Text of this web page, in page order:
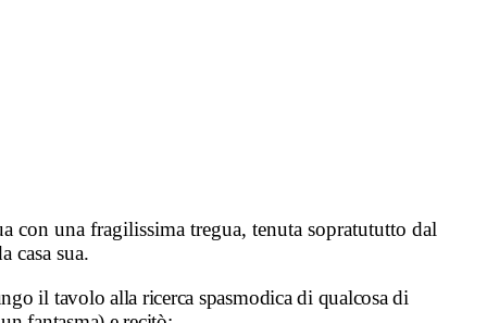
con una fragilissima tregua, tenuta sopratututto dal
casa sua.
il tavolo alla ricerca spasmodica di qualcosa di